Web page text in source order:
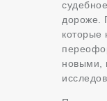
дороже.
которые
новыми,